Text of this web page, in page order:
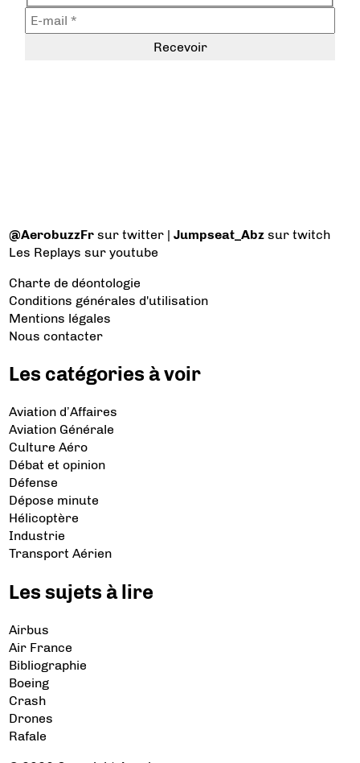
@AerobuzzFr sur twitter |Jumpseat_Abz sur twitch
Les Replays sur youtube
Charte de déontologie
Conditions générales d'utilisation
Mentions légales
Nous contacter
Les catégories à voir
Aviation d’Affaires
Aviation Générale
Culture Aéro
Débat et opinion
Défense
Dépose minute
Hélicoptère
Industrie
Transport Aérien
Les sujets à lire
Airbus
Air France
Bibliographie
Boeing
Crash
Drones
Rafale